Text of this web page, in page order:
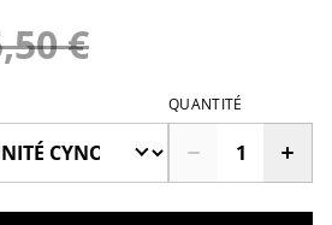
€
QUANTITÉ